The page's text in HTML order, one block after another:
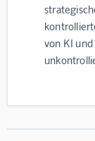
von KI